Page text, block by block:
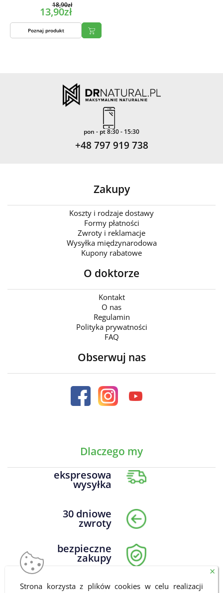
18,90zł
13,90zł
Poznaj produkt
pon - pt 8:30 - 15:30
+48 797 919 738
Zakupy
Koszty i rodzaje dostawy
Formy płatności
Zwroty i reklamacje
Wysyłka międzynarodowa
Kupony rabatowe
O doktorze
Kontakt
O nas
Regulamin
Polityka prywatności
FAQ
Obserwuj nas
Dlaczego my
ekspresowa
wysyłka
30 dniowe
zwroty
bezpieczne
zakupy
DrNatural.pl Wszelkie prawa zastrzeżone © 2026
Strona korzysta z plików cookies w celu realizacji
×